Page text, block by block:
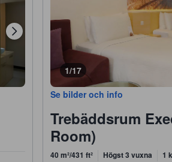
1/17
Se bilder och info
Trebäddsrum
Room)
40 m²/431 ft² Högst 3 vuxna 1